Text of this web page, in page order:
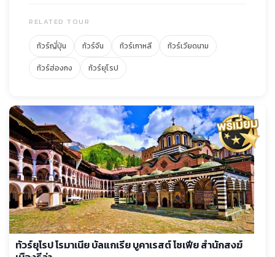
RELATED TOUR
ทัวร์ญี่ปุ่น ทัวร์จีน ทัวร์เกาหลี
ทัวร์เวียดนาม
ทัวร์ฮ่องกง
ทัวร์ยุโรป
ทัวร์ยุโรป โรมาเนีย บัลแกเรีย บูคาเรสต์ โซเฟีย สำนักสงฆ์